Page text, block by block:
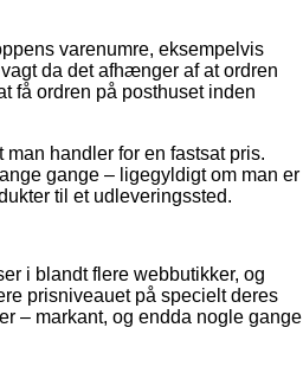
varenumre, eksempelvis
da det afhænger af at ordren
få ordren på posthuset inden
handler for en fastsat pris.
gange – ligegyldigt om man er
til et udleveringssted.
i blandt flere webbutikker, og
prisniveauet på specielt deres
– markant, og endda nogle gange